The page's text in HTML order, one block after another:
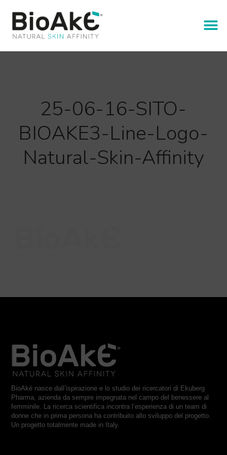
25-06-16-SITO-
BIOAKE3-Line-Logo-
Natural-Skin-Affinity
BioAké nasce dall’ispirazione e lo studio dei ricercatori di Ekuberg
Pharma, azienda da sempre impegnata nel campo del benessere al
femminile. La ricerca scientifica incontra l’esperienza di un team di
donne che in prima persona ha contribuito allo sviluppo del progetto.
Un progetto totalmente made in Italy.